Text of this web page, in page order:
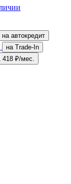
на автокредит
на Trade-In
418 ₽/мес.